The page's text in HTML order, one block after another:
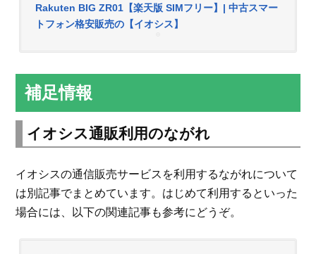
Rakuten BIG ZR01【楽天版 SIMフリー】| 中古スマー
トフォン格安販売の【イオシス】
補足情報
イオシス通販利用のながれ
イオシスの通信販売サービスを利用するながれについて
は別記事でまとめています。はじめて利用するといった
場合には、以下の関連記事も参考にどうぞ。